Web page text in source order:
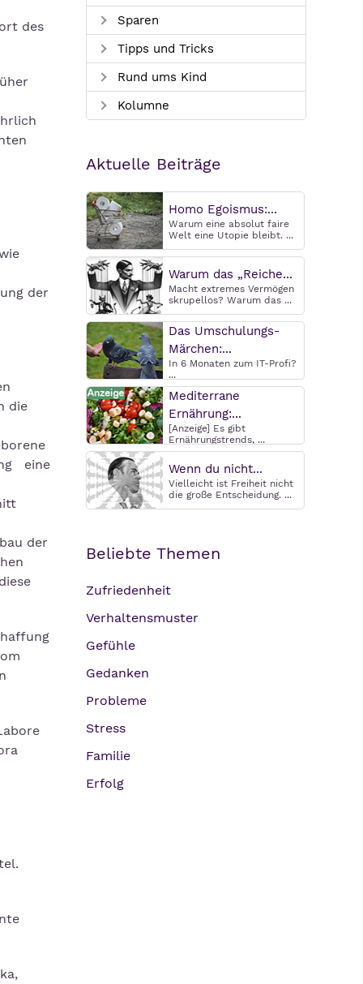
des
der
die
eine
der
Sparen
Tipps und Tricks
Rund ums Kind
Kolumne
Aktuelle Beiträge
Homo Egoismus:...
Warum eine absolut faire
Welt eine Utopie bleibt. ...
Warum das „Reiche...
Macht extremes Vermögen
skrupellos? Warum das ...
Das Umschulungs-
Märchen:...
In 6 Monaten zum IT-Profi?
...
Mediterrane
Ernährung:...
[Anzeige] Es gibt
Ernährungstrends, ...
Wenn du nicht...
Vielleicht ist Freiheit nicht
die große Entscheidung. ...
Beliebte Themen
Zufriedenheit
Verhaltensmuster
Gefühle
Gedanken
Probleme
Stress
Familie
Erfolg